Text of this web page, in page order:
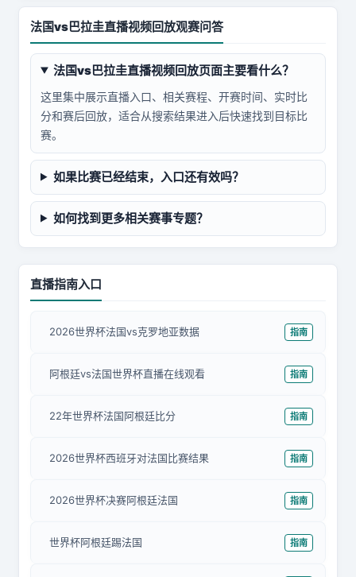
法国vs巴拉圭直播视频回放观赛问答
法国vs巴拉圭直播视频回放页面主要看什么？
这里集中展示直播入口、相关赛程、开赛时间、实时比
分和赛后回放，适合从搜索结果进入后快速找到目标比
赛。
如果比赛已经结束，入口还有效吗？
如何找到更多相关赛事专题？
直播指南入口
2026世界杯法国vs克罗地亚数据 指南
阿根廷vs法国世界杯直播在线观看 指南
22年世界杯法国阿根廷比分 指南
2026世界杯西班牙对法国比赛结果 指南
2026世界杯决赛阿根廷法国 指南
世界杯阿根廷踢法国 指南